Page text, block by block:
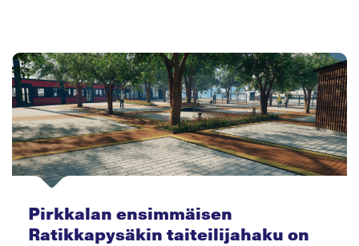
Pirkkalan ensimmäisen
Ratikkapysäkin taiteilijahaku on